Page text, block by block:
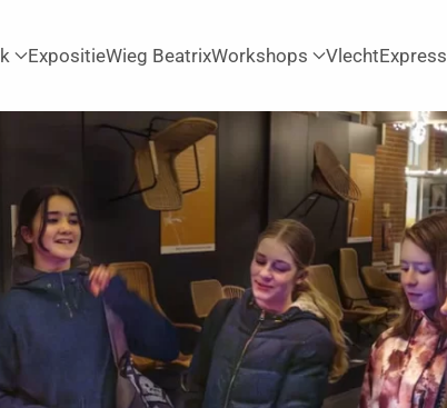
ExpositieWieg BeatrixWorkshops VlechtExpress